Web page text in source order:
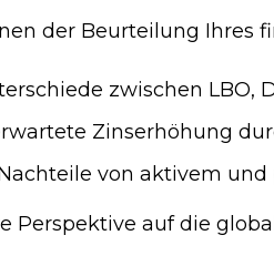
der Beurteilung Ihres
zwischen LBO,
Zinserhöhung
von aktivem und
Perspektive auf die